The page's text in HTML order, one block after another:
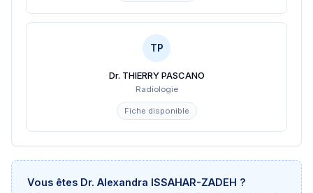
TP
Dr. THIERRY PASCANO
Radiologie
Fiche disponible
Vous êtes Dr. Alexandra ISSAHAR-ZADEH ?